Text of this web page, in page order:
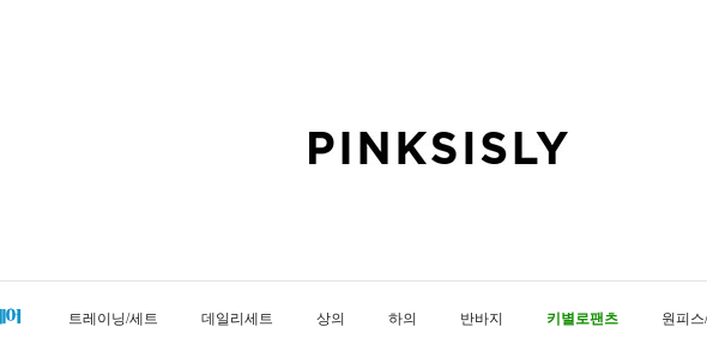
트레이닝/세트 데일리세트 상의 하의 반바지 키별로팬츠 원피